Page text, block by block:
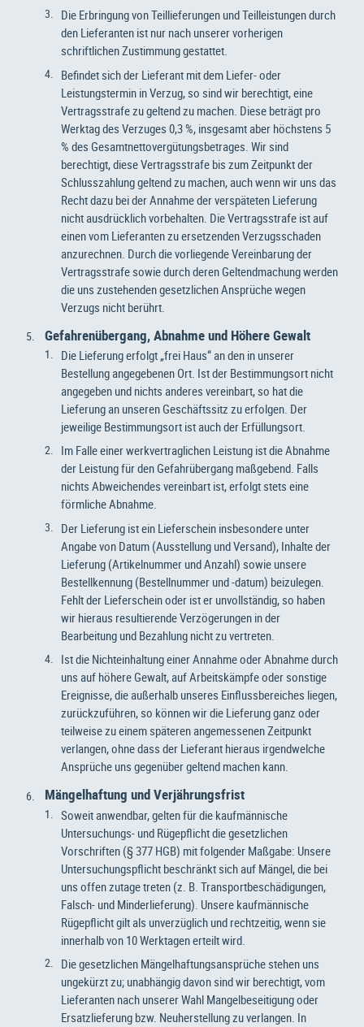
Die Erbringung von Teillieferungen und Teilleistungen durch
den Lieferanten ist nur nach unserer vorherigen
schriftlichen Zustimmung gestattet.
Befindet sich der Lieferant mit dem Liefer- oder
Leistungstermin in Verzug, so sind wir berechtigt, eine
Vertragsstrafe zu geltend zu machen. Diese beträgt pro
Werktag des Verzuges 0,3 %, insgesamt aber höchstens 5
% des Gesamtnettovergütungsbetrages. Wir sind
berechtigt, diese Vertragsstrafe bis zum Zeitpunkt der
Schlusszahlung geltend zu machen, auch wenn wir uns das
Recht dazu bei der Annahme der verspäteten Lieferung
nicht ausdrücklich vorbehalten. Die Vertragsstrafe ist auf
einen vom Lieferanten zu ersetzenden Verzugsschaden
anzurechnen. Durch die vorliegende Vereinbarung der
Vertragsstrafe sowie durch deren Geltendmachung werden
die uns zustehenden gesetzlichen Ansprüche wegen
Verzugs nicht berührt.
Gefahrenübergang, Abnahme und Höhere Gewalt
Die Lieferung erfolgt „frei Haus“ an den in unserer
Bestellung angegebenen Ort. Ist der Bestimmungsort nicht
angegeben und nichts anderes vereinbart, so hat die
Lieferung an unseren Geschäftssitz zu erfolgen. Der
jeweilige Bestimmungsort ist auch der Erfüllungsort.
Im Falle einer werkvertraglichen Leistung ist die Abnahme
der Leistung für den Gefahrübergang maßgebend. Falls
nichts Abweichendes vereinbart ist, erfolgt stets eine
förmliche Abnahme.
Der Lieferung ist ein Lieferschein insbesondere unter
Angabe von Datum (Ausstellung und Versand), Inhalte der
Lieferung (Artikelnummer und Anzahl) sowie unsere
Bestellkennung (Bestellnummer und -datum) beizulegen.
Fehlt der Lieferschein oder ist er unvollständig, so haben
wir hieraus resultierende Verzögerungen in der
Bearbeitung und Bezahlung nicht zu vertreten.
Ist die Nichteinhaltung einer Annahme oder Abnahme durch
uns auf höhere Gewalt, auf Arbeitskämpfe oder sonstige
Ereignisse, die außerhalb unseres Einflussbereiches liegen,
zurückzuführen, so können wir die Lieferung ganz oder
teilweise zu einem späteren angemessenen Zeitpunkt
verlangen, ohne dass der Lieferant hieraus irgendwelche
Ansprüche uns gegenüber geltend machen kann.
Mängelhaftung und Verjährungsfrist
Soweit anwendbar, gelten für die kaufmännische
Untersuchungs- und Rügepflicht die gesetzlichen
Vorschriften (§ 377 HGB) mit folgender Maßgabe: Unsere
Untersuchungspflicht beschränkt sich auf Mängel, die bei
uns offen zutage treten (z. B. Transportbeschädigungen,
Falsch- und Minderlieferung). Unsere kaufmännische
Rügepflicht gilt als unverzüglich und rechtzeitig, wenn sie
innerhalb von 10 Werktagen erteilt wird.
Die gesetzlichen Mängelhaftungsansprüche stehen uns
ungekürzt zu; unabhängig davon sind wir berechtigt, vom
Lieferanten nach unserer Wahl Mangelbeseitigung oder
Ersatzlieferung bzw. Neuherstellung zu verlangen. In